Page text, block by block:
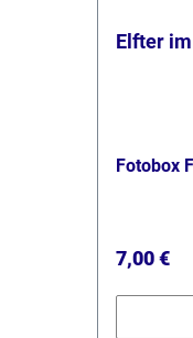
Elfter
Fotobox
7,00 €